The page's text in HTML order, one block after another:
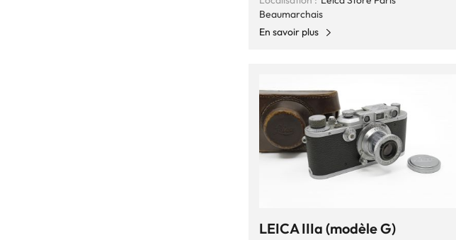
Beaumarchais
En savoir plus
LEICA IIIa (modèle G)